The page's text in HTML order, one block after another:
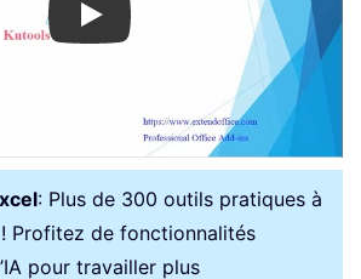
Play
: Plus de 300 outils pratiques à
Profitez de fonctionnalités
pour travailler plus